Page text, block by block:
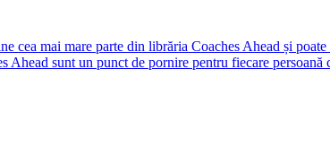
cea mai mare parte din librăria Coaches Ahead și
Ahead sunt un punct de pornire pentru fiecare persoană